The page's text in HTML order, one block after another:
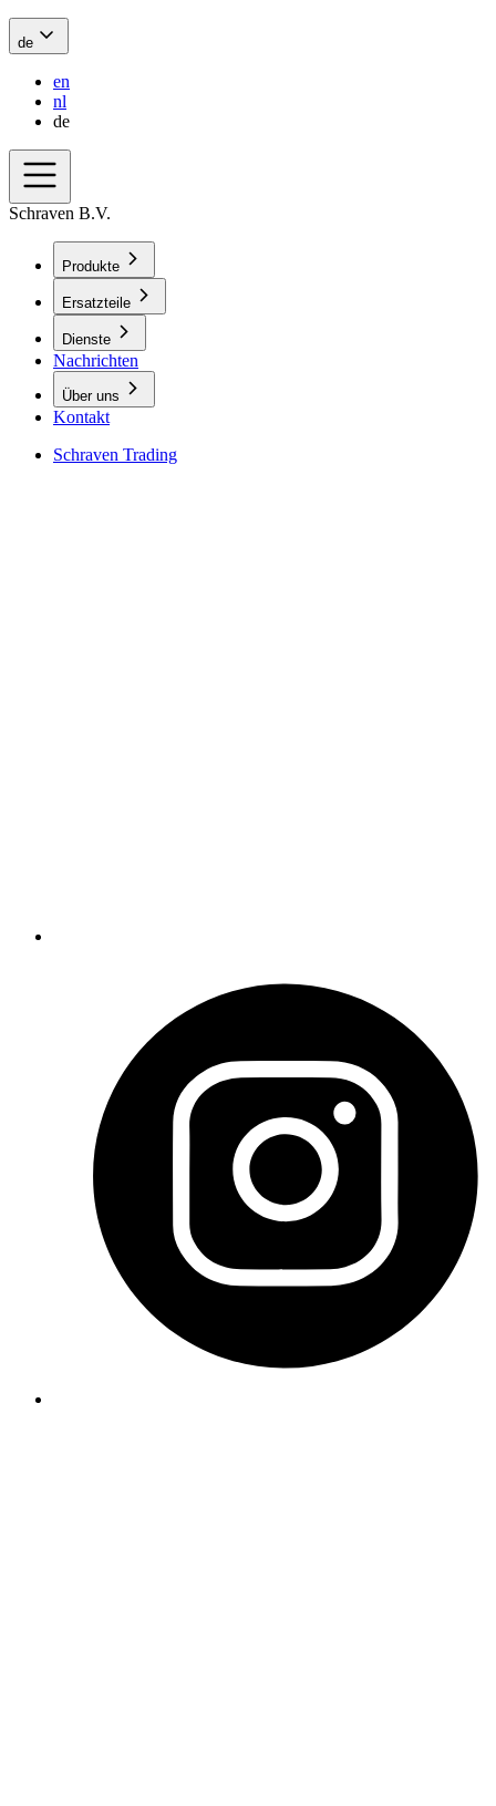
de
en
nl
de
Schraven B.V.
Produkte
Ersatzteile
Dienste
Nachrichten
Über uns
Kontakt
Schraven Trading